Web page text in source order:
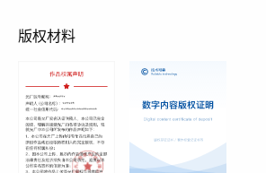
版权材料